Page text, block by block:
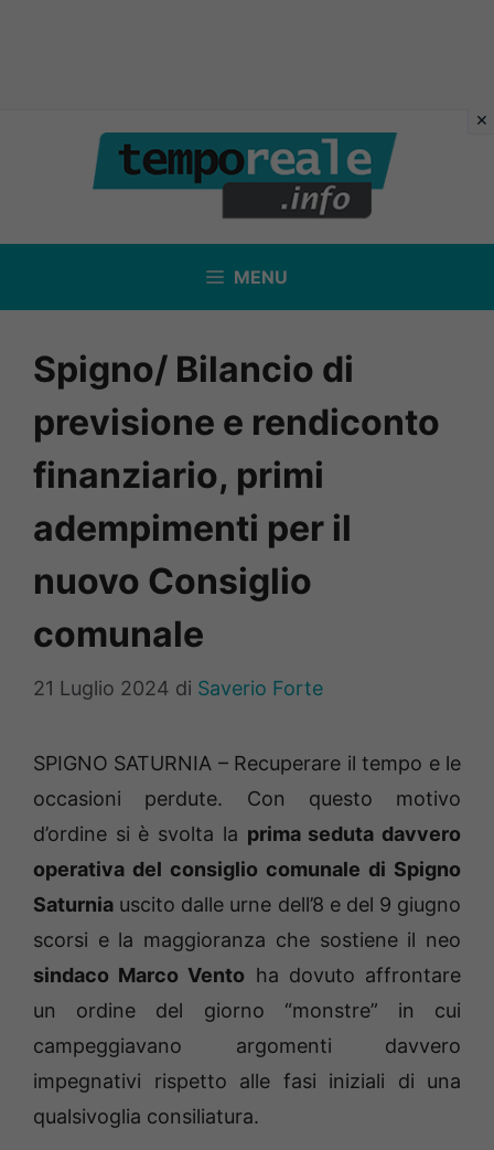
contenuto
MENU
Spigno/ Bilancio di
previsione e rendiconto
finanziario, primi
adempimenti per il
nuovo Consiglio
comunale
21 Luglio 2024 di Saverio Forte
SPIGNO SATURNIA – Recuperare il tempo e le
occasioni perdute. Con questo motivo
d’ordine si è svolta la prima seduta davvero
operativa del consiglio comunale di Spigno
Saturnia uscito dalle urne dell’8 e del 9 giugno
scorsi e la maggioranza che sostiene il neo
sindaco Marco Vento ha dovuto affrontare
un ordine del giorno “monstre” in cui
campeggiavano argomenti davvero
impegnativi rispetto alle fasi iniziali di una
qualsivoglia consiliatura.